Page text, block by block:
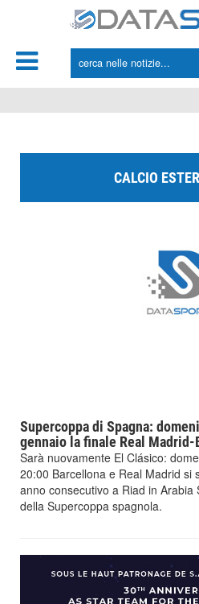
CALCIO
Supercoppa di Spagna:
gennaio la finale Real Madrid-
Sarà nuovamente El Clásico:
20:00 Barcellona e Real Madrid si
anno consecutivo a Riad in Arabia
della Supercoppa spagnola.